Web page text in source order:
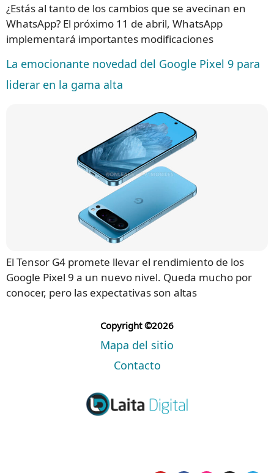
¿Estás al tanto de los cambios que se avecinan en
WhatsApp? El próximo 11 de abril, WhatsApp
implementará importantes modificaciones
La emocionante novedad del Google Pixel 9 para
liderar en la gama alta
El Tensor G4 promete llevar el rendimiento de los
Google Pixel 9 a un nuevo nivel. Queda mucho por
conocer, pero las expectativas son altas
Copyright ©2026
Mapa del sitio
Contacto